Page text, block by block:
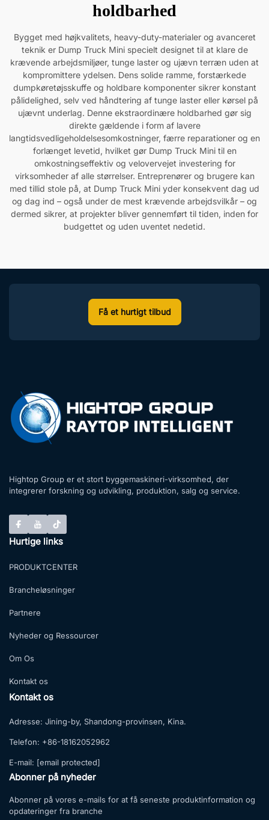
holdbarhed
Bygget med højkvalitets, heavy-duty-materialer og avanceret
teknik er Dump Truck Mini specielt designet til at klare de
krævende arbejdsmiljøer, tunge laster og ujævn terræn uden at
kompromittere ydelsen. Dens solide ramme, forstærkede
dumpkøretøjsskuffe og holdbare komponenter sikrer konstant
pålidelighed, selv ved håndtering af tunge laster eller kørsel på
ujævnt underlag. Denne ekstraordinære holdbarhed gør sig
direkte gældende i form af lavere
langtidsvedligeholdelsesomkostninger, færre reparationer og en
forlænget levetid, hvilket gør Dump Truck Mini til en
omkostningseffektiv og velovervejet investering for
virksomheder af alle størrelser. Entreprenører og brugere kan
med tillid stole på, at Dump Truck Mini yder konsekvent dag ud
og dag ind – også under de mest krævende arbejdsvilkår – og
dermed sikrer, at projekter bliver gennemført til tiden, inden for
budgettet og uden uventet nedetid.
Få et hurtigt tilbud
Hightop Group er et stort byggemaskineri-virksomhed, der
integrerer forskning og udvikling, produktion, salg og service.
Hurtige links
PRODUKTCENTER
Brancheløsninger
Partnere
Nyheder og Ressourcer
Om Os
Kontakt os
Kontakt os
Adresse: Jining-by, Shandong-provinsen, Kina.
Telefon: +86-18162052962
E-mail: [email protected]
Abonner på nyheder
Abonner på vores e-mails for at få seneste produktinformation og
opdateringer fra branche